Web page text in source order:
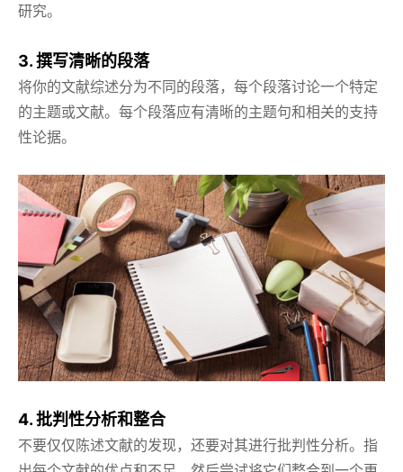
研究。
3. 撰写清晰的段落
将你的文献综述分为不同的段落，每个段落讨论一个特定
的主题或文献。每个段落应有清晰的主题句和相关的支持
性论据。
4. 批判性分析和整合
不要仅仅陈述文献的发现，还要对其进行批判性分析。指